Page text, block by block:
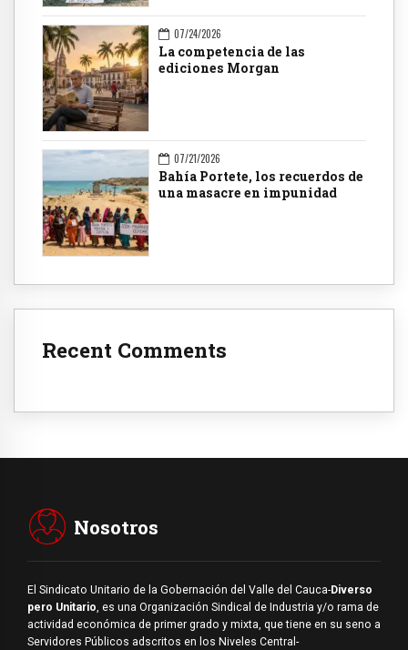
07/24/2026
La competencia de las
ediciones Morgan
07/21/2026
Bahía Portete, los recuerdos de
una masacre en impunidad
Recent Comments
Nosotros
El Sindicato Unitario de la Gobernación del Valle del Cauca-Diverso
pero Unitario , es una Organización Sindical de Industria y/o rama de
actividad económica de primer grado y mixta, que tiene en su seno a
Servidores Públicos adscritos en los Niveles Central-